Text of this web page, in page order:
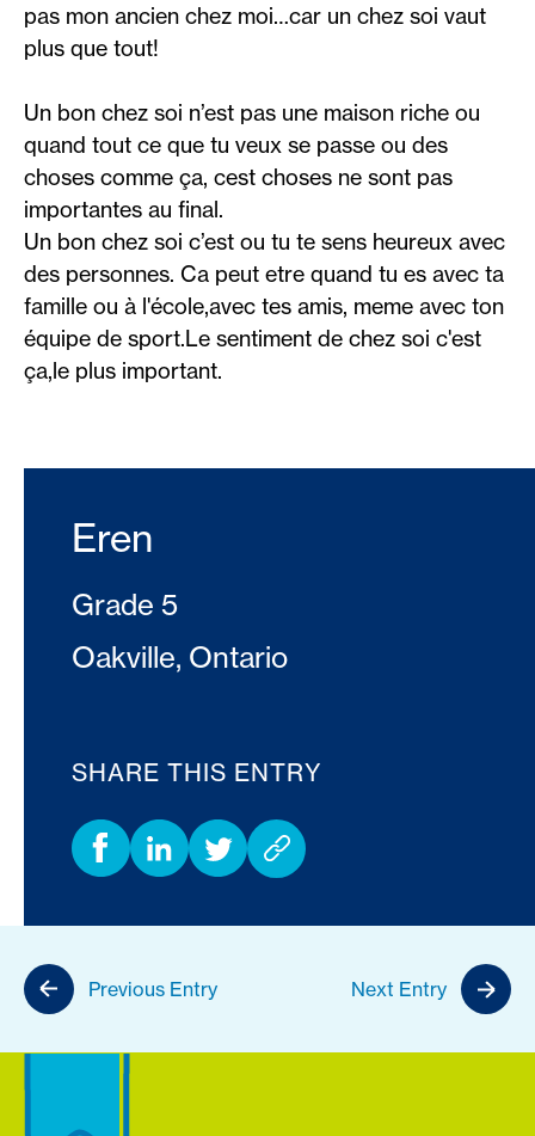
pas mon ancien chez moi…car un chez soi vaut
plus que tout!
Un bon chez soi n’est pas une maison riche ou
quand tout ce que tu veux se passe ou des
choses comme ça, cest choses ne sont pas
importantes au final.
Un bon chez soi c’est ou tu te sens heureux avec
des personnes. Ca peut etre quand tu es avec ta
famille ou à l'école,avec tes amis, meme avec ton
équipe de sport.Le sentiment de chez soi c'est
ça,le plus important.
Eren
Grade 5
Oakville, Ontario
SHARE THIS ENTRY
Previous Entry Next Entry